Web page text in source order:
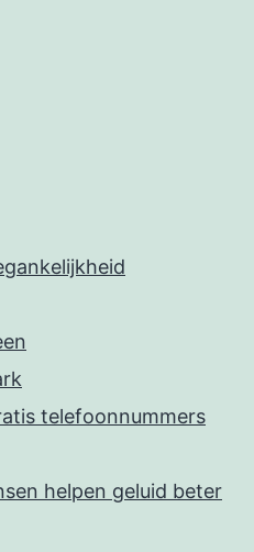
telefoonnummers
helpen geluid beter